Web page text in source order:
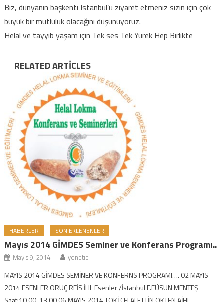
Biz, dünyanın başkenti Istanbul’u ziyaret etmeniz sizin için çok
büyük bir mutluluk olacağını düşünüyoruz.
Helal ve tayyib yaşam için Tek ses Tek Yürek Hep Birlikte
RELATED ARTICLES
HABERLER SON EKLENENLER
Mayıs 2014 GİMDES Seminer ve Konferans Programı..
Mayıs 9, 2014 yonetici
MAYIS 2014 GİMDES SEMİNER VE KONFERNS PROGRAMI…. 02 MAYIS
2014 ESENLER ORUÇ REİS İHL Esenler /İstanbul F.FÜSUN MENTEŞ